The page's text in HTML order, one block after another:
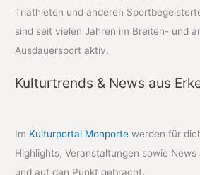
Triathleten und anderen
sind seit vielen Jahren im Breiten- und
Ausdauersport aktiv.
Kulturtrends & News aus
Im Kulturportal Monporte werden für
Highlights, Veranstaltungen sowie
und auf den Punkt gebracht.